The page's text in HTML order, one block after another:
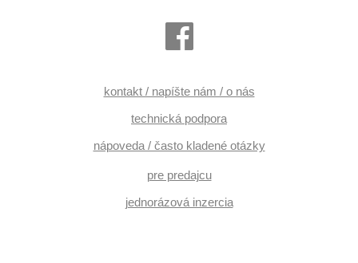
kontakt / napíšte nám / o nás
technická podpora
nápoveda / často kladené otázky
pre predajcu
jednorázová inzercia